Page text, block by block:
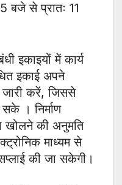
बजे से प्रातः 11
इकाइयों में कार्य
इकाई अपने
करें, जिससे
। निर्माण
खोलने की अनुमति
माध्यम से
की जा सकेगी।